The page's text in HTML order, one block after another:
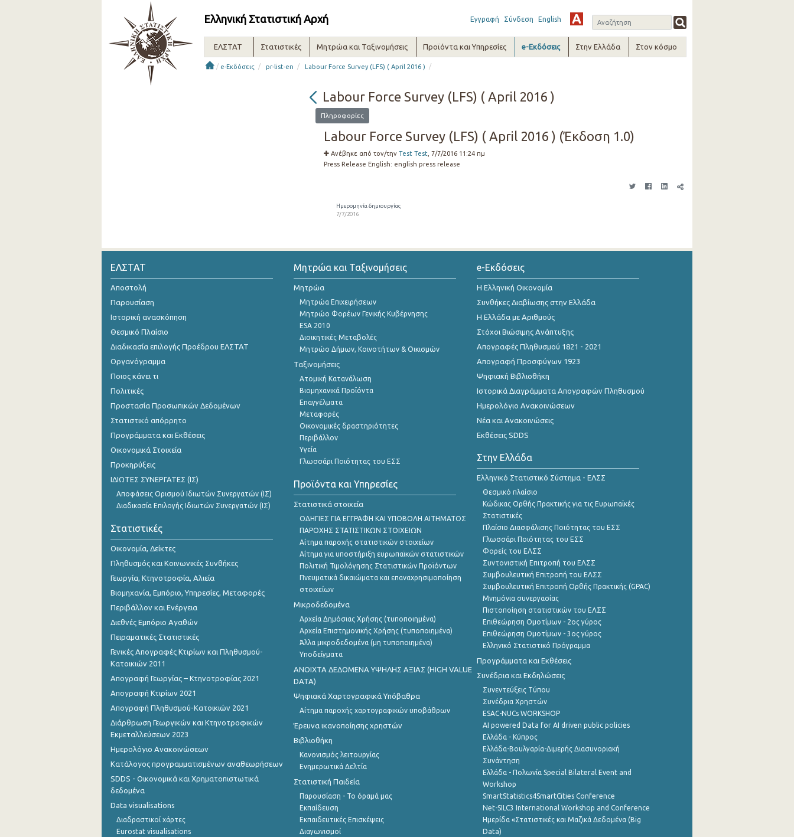
Ελληνική Στατιστική Αρχή Εγγραφή Σύνδεση English
ΕΛΣΤΑΤ Στατιστικές Μητρώα και Ταξινομήσεις Προϊόντα και Υπηρεσίες e-Εκδόσεις Στην Ελλάδα Στον κόσμο
/ e-Εκδόσεις / pr-list-en / Labour Force Survey (LFS) ( April 2016 ) /
Labour Force Survey (LFS) ( April 2016 )
Πληροφορίες
Labour Force Survey (LFS) ( April 2016 ) (Έκδοση 1.0)
Ανέβηκε από τον/τηνTest Test , 7/7/2016 11:24 πμ
Press Release English: english press release
Ημερομηνία δημιουργίας
7/7/2016
ΕΛΣΤΑΤ
Αποστολή
Παρουσίαση
Ιστορική ανασκόπηση
Θεσμικό Πλαίσιο
Διαδικασία επιλογής Προέδρου ΕΛΣΤΑΤ
Οργανόγραμμα
Ποιος κάνει τι
Πολιτικές
Προστασία Προσωπικών Δεδομένων
Στατιστικό απόρρητο
Προγράμματα και Εκθέσεις
Οικονομικά Στοιχεία
Προκηρύξεις
ΙΔΙΩΤΕΣ ΣΥΝΕΡΓΑΤΕΣ (ΙΣ)
Αποφάσεις Ορισμού Ιδιωτών Συνεργατών (ΙΣ)
Διαδικασία Επιλογής Ιδιωτών Συνεργατών (ΙΣ)
Στατιστικές
Οικονομία, Δείκτες
Πληθυσμός και Κοινωνικές Συνθήκες
Γεωργία, Κτηνοτροφία, Αλιεία
Βιομηχανία, Εμπόριο, Υπηρεσίες, Μεταφορές
Περιβάλλον και Ενέργεια
Διεθνές Εμπόριο Αγαθών
Πειραματικές Στατιστικές
Γενικές Απογραφές Κτιρίων και Πληθυσμού-
Κατοικιών 2011
Απογραφή Γεωργίας – Κτηνοτροφίας 2021
Απογραφή Κτιρίων 2021
Απογραφή Πληθυσμού-Κατοικιών 2021
Διάρθρωση Γεωργικών και Κτηνοτροφικών
Εκμεταλλεύσεων 2023
Ημερολόγιο Ανακοινώσεων
Κατάλογος προγραμματισμένων αναθεωρήσεων
SDDS - Οικονομικά και Χρηματοπιστωτικά
δεδομένα
Data visualisations
Διαδραστικοί χάρτες
Eurostat visualisations
Μητρώα και Ταξινομήσεις
Μητρώα
Μητρώα Επιχειρήσεων
Μητρώο Φορέων Γενικής Κυβέρνησης
ESA 2010
Διοικητικές Μεταβολές
Μητρώο Δήμων, Κοινοτήτων & Οικισμών
Ταξινομήσεις
Ατομική Κατανάλωση
Βιομηχανικά Προϊόντα
Επαγγέλματα
Μεταφορές
Οικονομικές δραστηριότητες
Περιβάλλον
Υγεία
Γλωσσάρι Ποιότητας του ΕΣΣ
Προϊόντα και Υπηρεσίες
Στατιστικά στοιχεία
ΟΔΗΓΙΕΣ ΓΙΑ ΕΓΓΡΑΦΗ ΚΑΙ ΥΠΟΒΟΛΗ ΑΙΤΗΜΑΤΟΣ
ΠΑΡΟΧΗΣ ΣΤΑΤΙΣΤΙΚΩΝ ΣΤΟΙΧΕΙΩΝ
Αίτημα παροχής στατιστικών στοιχείων
Αίτημα για υποστήριξη ευρωπαϊκών στατιστικών
Πολιτική Τιμολόγησης Στατιστικών Προϊόντων
Πνευματικά δικαιώματα και επαναχρησιμοποίηση
στοιχείων
Μικροδεδομένα
Αρχεία Δημόσιας Χρήσης (τυποποιημένα)
Αρχεία Επιστημονικής Χρήσης (τυποποιημένα)
Άλλα μικροδεδομένα (μη τυποποιημένα)
Υποδείγματα
ANOIXTA ΔΕΔΟΜΕΝΑ ΥΨΗΛΗΣ ΑΞΙΑΣ (HIGH VALUE
DATA)
Ψηφιακά Χαρτογραφικά Υπόβαθρα
Αίτημα παροχής χαρτογραφικών υποβάθρων
Έρευνα ικανοποίησης χρηστών
Βιβλιοθήκη
Κανονισμός λειτουργίας
Ενημερωτικά Δελτία
Στατιστική Παιδεία
Παρουσίαση - Το όραμά μας
Εκπαίδευση
Εκπαιδευτικές Επισκέψεις
Διαγωνισμοί
e-Εκδόσεις
Η Ελληνική Οικονομία
Συνθήκες Διαβίωσης στην Ελλάδα
Η Ελλάδα με Αριθμούς
Στόχοι Βιώσιμης Ανάπτυξης
Απογραφές Πληθυσμού 1821 - 2021
Απογραφή Προσφύγων 1923
Ψηφιακή Βιβλιοθήκη
Ιστορικά Διαγράμματα Απογραφών Πληθυσμού
Ημερολόγιο Ανακοινώσεων
Νέα και Ανακοινώσεις
Εκθέσεις SDDS
Στην Ελλάδα
Ελληνικό Στατιστικό Σύστημα - ΕΛΣΣ
Θεσμικό πλαίσιο
Κώδικας Ορθής Πρακτικής για τις Ευρωπαϊκές
Στατιστικές
Πλαίσιο Διασφάλισης Ποιότητας του ΕΣΣ
Γλωσσάρι Ποιότητας του ΕΣΣ
Φορείς του ΕΛΣΣ
Συντονιστική Επιτροπή του ΕΛΣΣ
Συμβουλευτική Επιτροπή του ΕΛΣΣ
Συμβουλευτική Επιτροπή Ορθής Πρακτικής (GPAC)
Μνημόνια συνεργασίας
Πιστοποίηση στατιστικών του ΕΛΣΣ
Επιθεώρηση Ομοτίμων - 2ος γύρος
Επιθεώρηση Ομοτίμων - 3ος γύρος
Ελληνικό Στατιστικό Πρόγραμμα
Προγράμματα και Εκθέσεις
Συνέδρια και Εκδηλώσεις
Συνεντεύξεις Τύπου
Συνέδρια Χρηστών
ESAC-NUCs WORKSHOP
AI powered Data for AI driven public policies
Ελλάδα - Κύπρος
Ελλάδα-Βουλγαρία-Διμερής Διασυνοριακή
Συνάντηση
Ελλάδα - Πολωνία Special Bilateral Event and
Workshop
SmartStatistics4SmartCities Conference
Net-SILC3 International Workshop and Conference
Ημερίδα «Στατιστικές και Μαζικά Δεδομένα (Big
Data)